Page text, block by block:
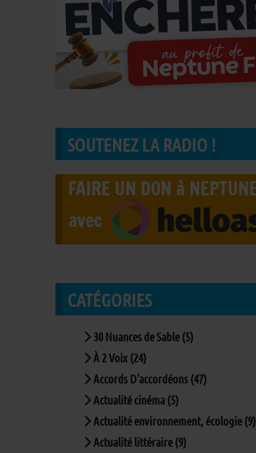
SOUTENEZ LA RADIO !
CATÉGORIES
30 Nuances de Sable (5)
À 2 Voix (24)
Accords D'accordéons (47)
Actualité cinéma (5)
Actualité environnement, écologie (9)
Actualité littéraire (9)